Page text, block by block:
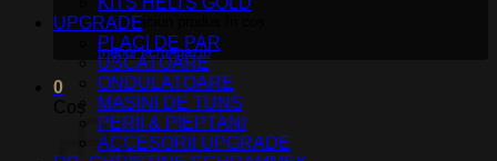
Nu ai niciun produs în coș.
Înapoi la magazin
0
UPGRADE
PLACI DE PAR
USCATOARE
ONDULATOARE
MASINI DE TUNS
PERII & PIEPTANI
ACCESORII UPGRADE